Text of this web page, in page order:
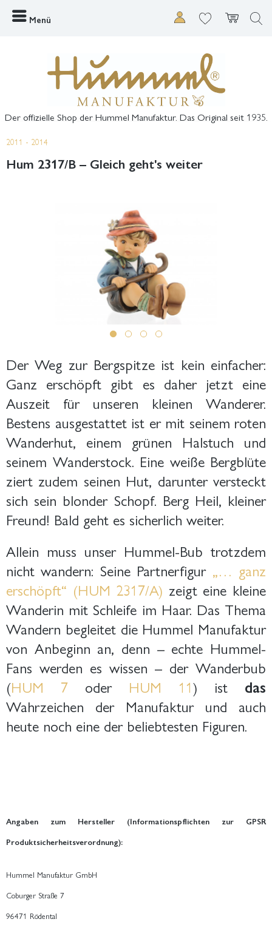
Menü
Der offizielle Shop der Hummel Manufaktur. Das Original seit 1935.
2011 - 2014
Hum 2317/B – Gleich geht's weiter
Der Weg zur Bergspitze ist kein einfacher:
Ganz erschöpft gibt es daher jetzt eine
Auszeit für unseren kleinen Wanderer.
Bestens ausgestattet ist er mit seinem roten
Wanderhut, einem grünen Halstuch und
seinem Wanderstock. Eine weiße Bergblüte
ziert zudem seinen Hut, darunter versteckt
sich sein blonder Schopf. Berg Heil, kleiner
Freund! Bald geht es sicherlich weiter.
Allein muss unser Hummel-Bub trotzdem
nicht wandern: Seine Partnerfigur „… ganz
erschöpft“ (HUM 2317/A) zeigt eine kleine
Wanderin mit Schleife im Haar. Das Thema
Wandern begleitet die Hummel Manufaktur
von Anbeginn an, denn – echte Hummel-
Fans werden es wissen – der Wanderbub
(HUM 7 oder HUM 11) ist das
Wahrzeichen der Manufaktur und auch
heute noch eine der beliebtesten Figuren.
Angaben zum Hersteller (Informationspflichten zur GPSR
Produktsicherheitsverordnung):
Hummel Manufaktur GmbH
Coburger Straße 7
96471 Rödental